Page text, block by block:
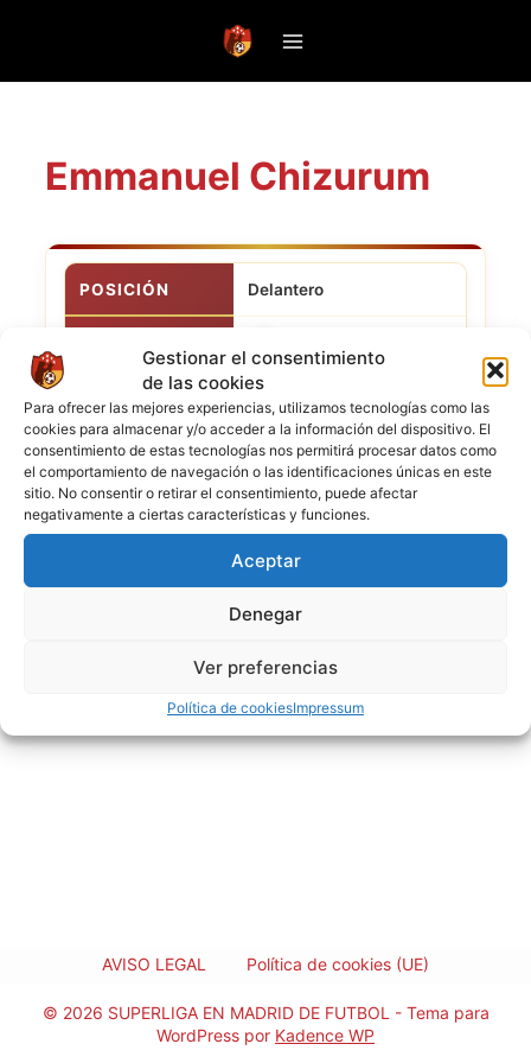
Gestionar el consentimiento
de las cookies
Para ofrecer las mejores experiencias, utilizamos tecnologías como las
cookies para almacenar y/o acceder a la información del dispositivo. El
consentimiento de estas tecnologías nos permitirá procesar datos como
el comportamiento de navegación o las identificaciones únicas en este
sitio. No consentir o retirar el consentimiento, puede afectar
negativamente a ciertas características y funciones.
Aceptar
Denegar
Ver preferencias
Política de cookiesImpressum
Emmanuel Chizurum
POSICIÓN Delantero
NACIONALIDAD
AVISO LEGAL Política de cookies (UE)
© 2026 SUPERLIGA EN MADRID DE FUTBOL - Tema para
WordPress por Kadence WP